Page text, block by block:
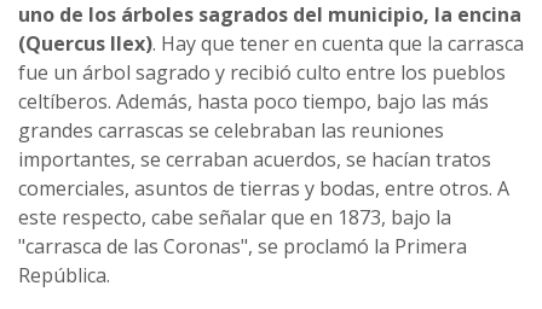
uno de los árboles sagrados del municipio, la encina
(Quercus Ilex). Hay que tener en cuenta que la carrasca
fue un árbol sagrado y recibió culto entre los pueblos
celtíberos. Además, hasta poco tiempo, bajo las más
grandes carrascas se celebraban las reuniones
importantes, se cerraban acuerdos, se hacían tratos
comerciales, asuntos de tierras y bodas, entre otros. A
este respecto, cabe señalar que en 1873, bajo la
"carrasca de las Coronas", se proclamó la Primera
República.